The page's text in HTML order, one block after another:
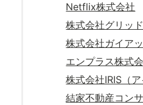
Netflix株式会社
株式会社グリッド
株式会社ガイア
エンプラス株式
株式会社IRIS（ア
結家不動産コン